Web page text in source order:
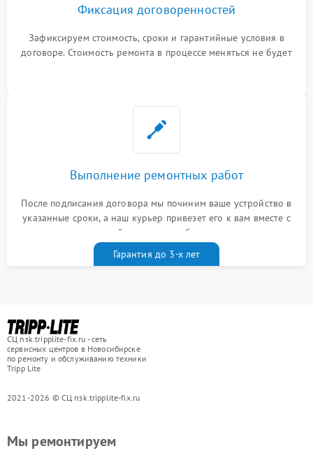
Фиксация договоренностей
Зафиксируем стоимость, сроки и гарантийные условия в
договоре. Стоимость ремонта в процессе меняться не будет
Выполнение ремонтных работ
После подписания договора мы починим ваше устройство в
указанные сроки, а наш курьер привезет его к вам вместе с
гарантийным талоном бесплатно
Гарантия до 3-х лет
СЦ nsk.tripplite-fix.ru - сеть
сервисных центров в Новосибирске
по ремонту и обслуживанию техники
Tripp Lite
2021-2026 © СЦ nsk.tripplite-fix.ru
Мы ремонтируем